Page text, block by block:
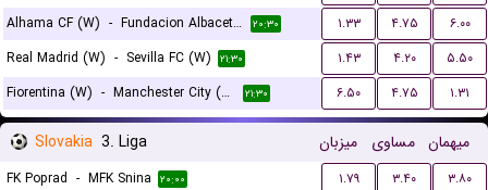
Alhama CF (W) - Fundacion Albacete (W) ۲۰:۳۰ ۱.۳۳ ۴.۷۵
۶.۰۰
Real Madrid (W) - Sevilla FC (W) ۲۱:۳۰ ۱.۴۳ ۴.۲۰
۵.۵۰
Fiorentina (W) - Manchester City (W) ۲۱:۳۰ ۶.۵۰ ۴.۷۵ ۱.۳۱
Slovakia 3. Liga میزبان مساوی میهمان
FK Poprad - MFK Snina ۲۰:۰۰ ۱.۷۹ ۳.۴۰ ۳.۸۰